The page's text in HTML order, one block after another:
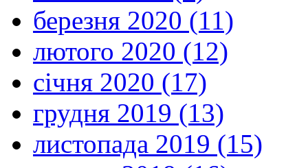
березня 2020 (11)
лютого 2020 (12)
січня 2020 (17)
грудня 2019 (13)
листопада 2019 (15)